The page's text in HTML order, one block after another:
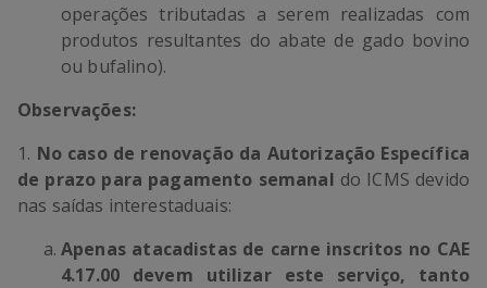
operações tributadas a serem realizadas com
produtos resultantes do abate de gado bovino
ou bufalino).
Observações:
1. No caso de renovação da Autorização Específica
de prazo para pagamento semanal do ICMS devido
nas saídas interestaduais:
Apenas atacadistas de carne inscritos no CAE
4.17.00 devem utilizar este serviço, tanto